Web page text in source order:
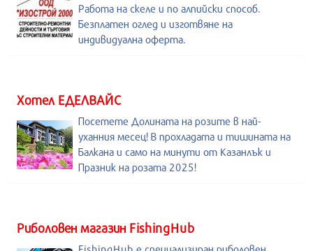
Работа на скеле и по алпийски способ.
Безплатен оглед и изготвяне на
индивидуална оферта.
Хотел ЕДЕЛВАЙС
Посетете Долината на розите в най-
уханния месец! В прохладата и тишината на
Балкана и само на минути от Казанлък и
Празник на розата 2025!
Риболовен магазин FishingHub